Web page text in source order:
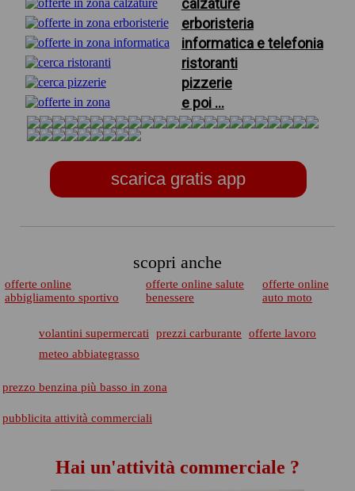
calzature
erboristeria
informatica e telefonia
ristoranti
pizzerie
e poi ...
scarica gratis app
scopri anche
offerte online
abbigliamento sportivo
offerte online salute
benessere
offerte online
auto moto
volantini supermercati prezzi carburante
offerte lavoro
meteo abbiategrasso
prezzo benzina più basso in zona
pubblicita attività commerciali
Hai un'attività commerciale ?